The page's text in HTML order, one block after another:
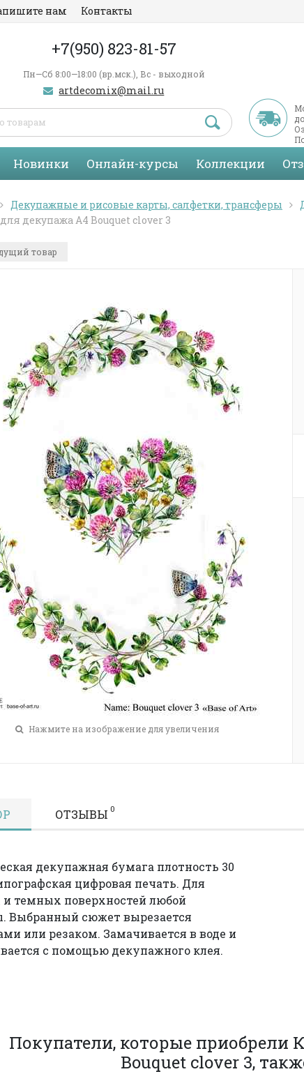
нам Контакты
+7(950) 823-81-57
Пн—Сб 8:00—18:00 (вр.мск.), Вс - выходной
artdecomix@mail.ru
Новинки Онлайн-курсы Коллекции
Декупажные и рисовые карты, салфетки, трансферы
декупажа А4 Bouquet clover 3
товар
Нажмите на изображение для увеличения
ОТЗЫВЫ 0
декупажная бумага плотность 30
цифровая печать. Для
и темных поверхностей любой
Выбранный сюжет вырезается
или резаком. Замачивается в воде и
с помощью декупажного клея.
Покупатели, которые приобрели
Bouquet clover 3,